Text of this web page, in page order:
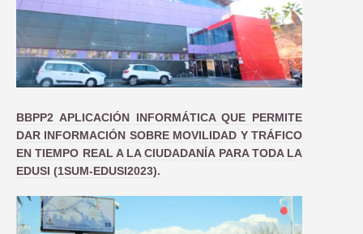
BBPP2 APLICACIÓN INFORMÁTICA QUE PERMITE
DAR INFORMACIÓN SOBRE MOVILIDAD Y TRÁFICO
EN TIEMPO REAL A LA CIUDADANÍA PARA TODA LA
EDUSI (1SUM-EDUSI2023).